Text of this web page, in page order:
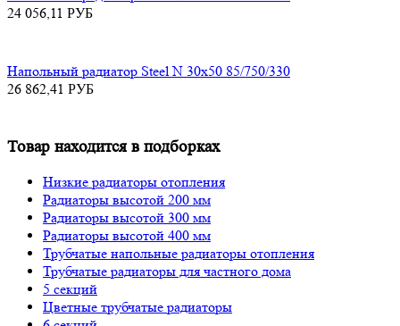
24 056,11 РУБ
Напольный радиатор Steel N 30х50 85/750/330
26 862,41 РУБ
Товар находится в подборках
Низкие радиаторы отопления
Радиаторы высотой 200 мм
Радиаторы высотой 300 мм
Радиаторы высотой 400 мм
Трубчатые напольные радиаторы отопления
Трубчатые радиаторы для частного дома
5 секций
Цветные трубчатые радиаторы